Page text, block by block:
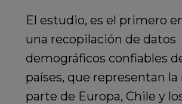
El estudio, es el primero
una recopilación de datos
demográficos confiables
países, que representan la
parte de Europa, Chile y